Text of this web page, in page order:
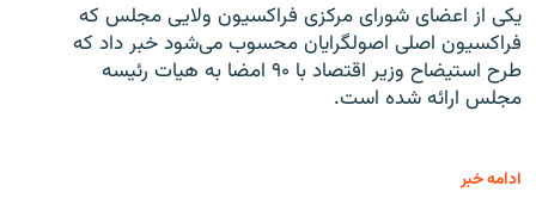
یکی از اعضای شورای مرکزی فراکسیون ولایی مجلس که
فراکسیون اصلی اصولگرایان محسوب می‌شود خبر داد که
طرح استیضاح وزیر اقتصاد با ۹۰ امضا به هیات رئیسه
مجلس ارائه شده است.
ادامه خبر